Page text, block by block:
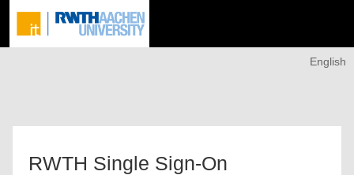
English
RWTH Single Sign-On